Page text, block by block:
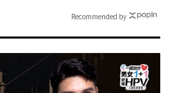
Recommended by